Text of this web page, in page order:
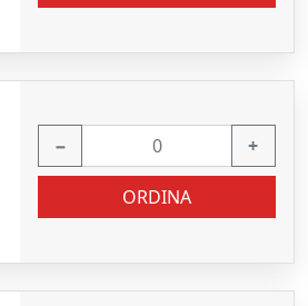
− +
ORDINA